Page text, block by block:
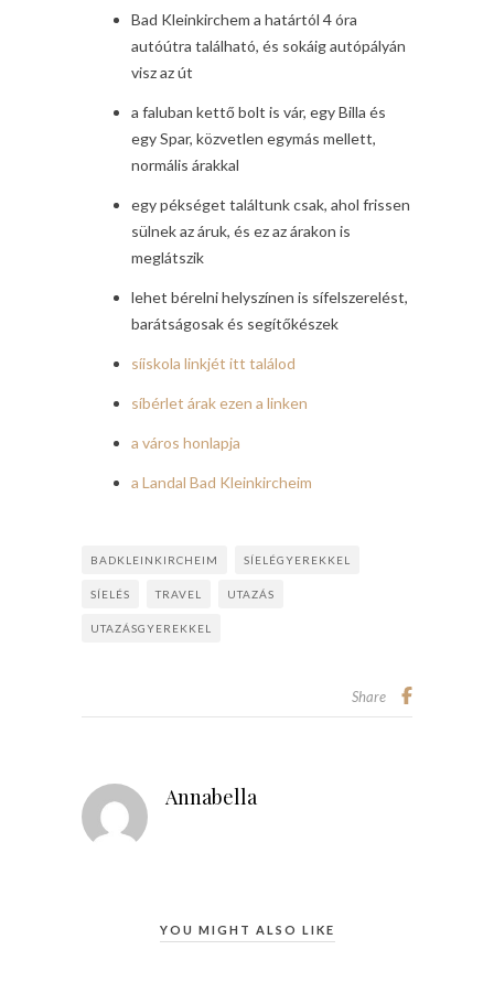
Bad Kleinkirchem a határtól 4 óra
autóútra található, és sokáig autópályán
visz az út
a faluban kettő bolt is vár, egy Billa és
egy Spar, közvetlen egymás mellett,
normális árakkal
egy pékséget találtunk csak, ahol frissen
sülnek az áruk, és ez az árakon is
meglátszik
lehet bérelni helyszínen is sífelszerelést,
barátságosak és segítőkészek
síiskola linkjét itt találod
síbérlet árak ezen a linken
a város honlapja
a Landal Bad Kleinkircheim
BADKLEINKIRCHEIM SÍELÉGYEREKKEL
SÍELÉS TRAVEL UTAZÁS
UTAZÁSGYEREKKEL
Share
Annabella
YOU MIGHT ALSO LIKE